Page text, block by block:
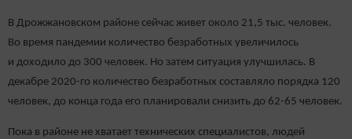
В Дрожжановском районе сейчас живет около 21,5 тыс. человек.
Во время пандемии количество безработных увеличилось
и доходило до 300 человек. Но затем ситуация улучшилась. В
декабре 2020-го количество безработных составляло порядка 120
человек, до конца года его планировали снизить до 62-65 человек.
Пока в районе не хватает технических специалистов, людей